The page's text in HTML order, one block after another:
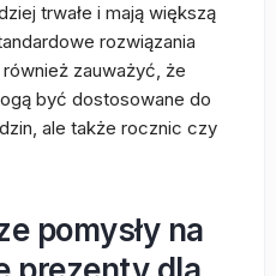
trwałe i mają większą
rozwiązania
zauważyć, że
być dostosowane do
ale także rocznic czy
pomysły na